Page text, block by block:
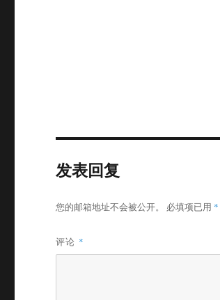
发表回复
您的邮箱地址不会被公开。 必填项已用 *
评论 *